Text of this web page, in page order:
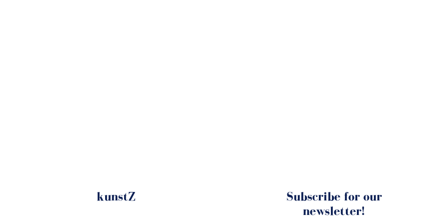
kunstZ
Subscribe for our
newsletter!